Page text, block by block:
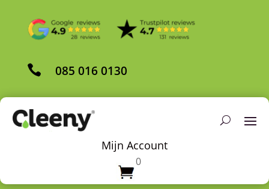
 085 016 0130
Mijn Account
0